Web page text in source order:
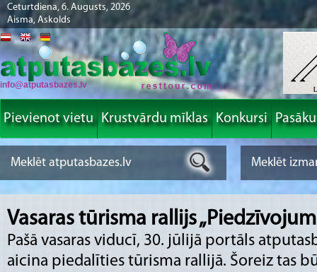
Ceturtdiena, 6. Augusts, 2026
Aisma, Askolds
info@atputasbazes.lv
Pievienot vietu Krustvārdu mīklas Konkursi
Vasaras tūrisma rallijs
Pašā vasaras viducī, 30. jūlijā portāls
aicina piedalīties tūrisma rallijā. Šoreiz tas